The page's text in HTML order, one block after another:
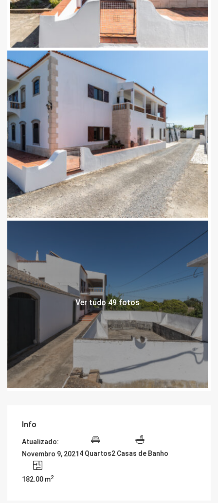
Ver tudo 49 fotos
Info
Atualizado:
Novembro 9, 2021 4 Quartos2 Casas de Banho
182.00 m2